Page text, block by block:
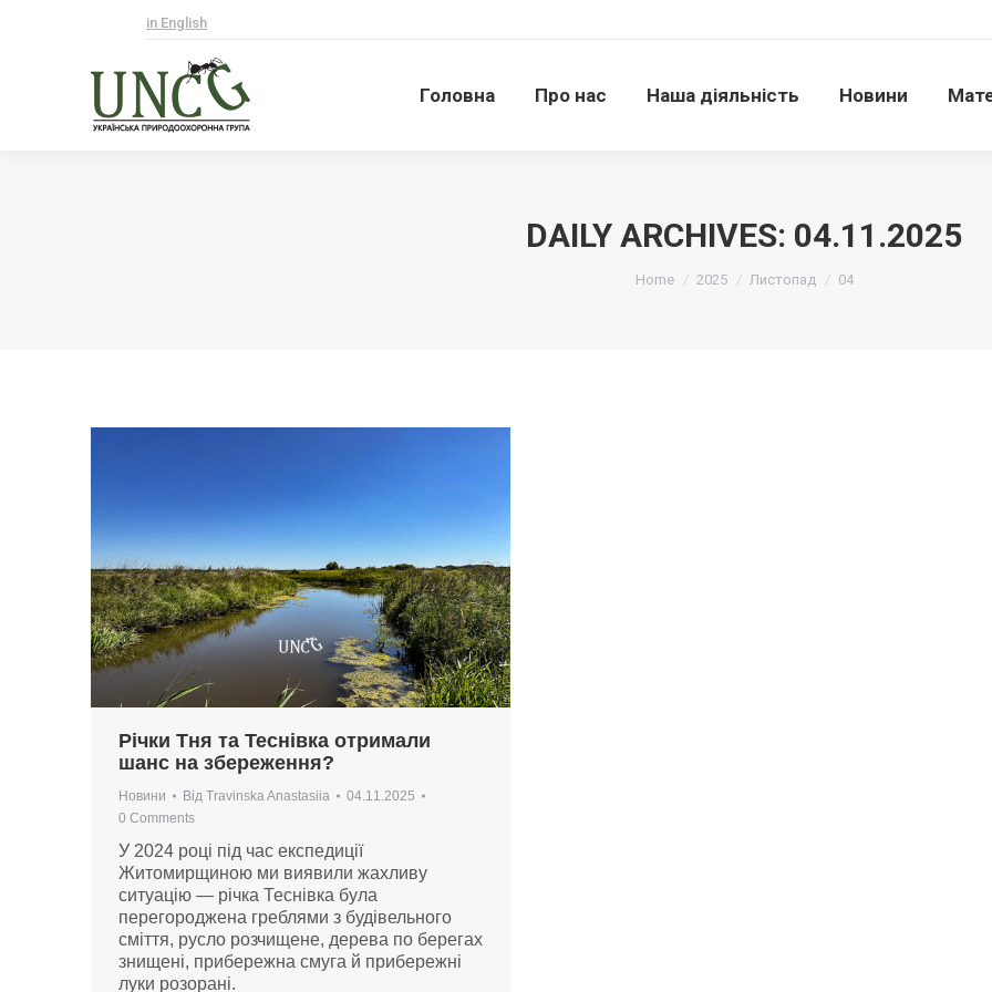
in English
Головна Про нас Наша діяльність Новини
DAILY ARCHIVES: 04.11.2025
Home 2025 Листопад 04
Річки Тня та Теснівка отримали
шанс на збереження?
Новини Від Travinska Anastasiia
04.11.2025
0 Comments
У 2024 році під час експедиції
Житомирщиною ми виявили жахливу
ситуацію — річка Теснівка була
перегороджена греблями з будівельного
сміття, русло розчищене, дерева по берегах
знищені, прибережна смуга й прибережні
луки розорані.
Головна Про нас Наша діяльність Новини